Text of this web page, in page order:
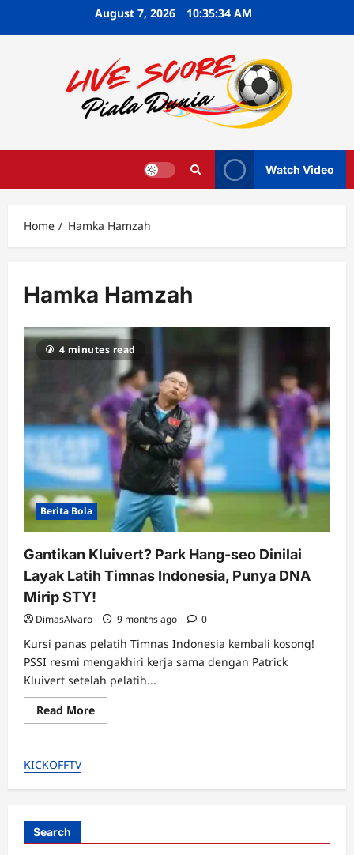
August 7, 2026 10:35:34 AM
Watch Video
Home Hamka Hamzah
Hamka Hamzah
4 minutes read
Berita Bola
Gantikan Kluivert? Park Hang-seo Dinilai
Layak Latih Timnas Indonesia, Punya DNA
Mirip STY!
DimasAlvaro 9 months ago 0
Kursi panas pelatih Timnas Indonesia kembali kosong!
PSSI resmi mengakhiri kerja sama dengan Patrick
Kluivert setelah pelatih...
Read MoreRead
more
seo
Indonesia,
KICKOFFTV
Search